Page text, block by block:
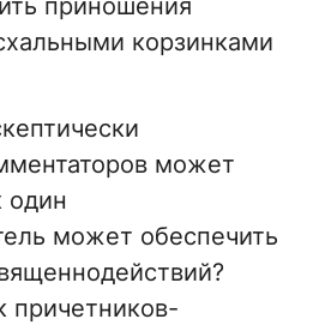
приношения
корзинками
может
один
может обеспечить
причетников-